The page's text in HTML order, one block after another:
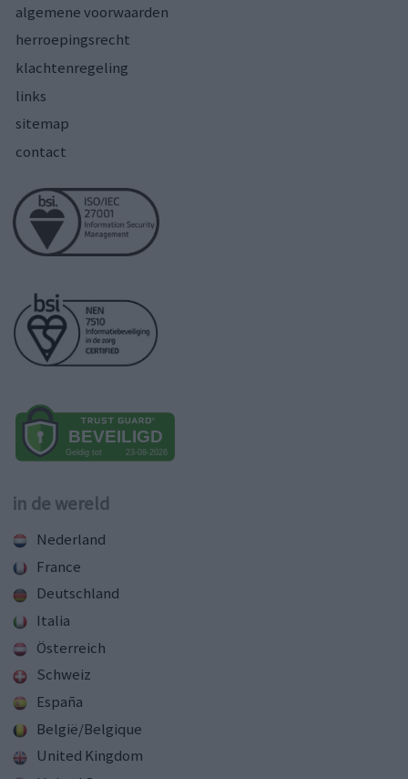
algemene voorwaarden
herroepingsrecht
klachtenregeling
links
sitemap
contact
in de wereld
Nederland
France
Deutschland
Italia
Österreich
Schweiz
España
België/Belgique
United Kingdom